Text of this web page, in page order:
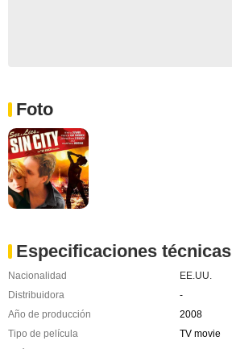
Foto
Especificaciones técnicas
Nacionalidad
EE.UU.
Distribuidora
-
Año de producción
2008
Tipo de película
TV movie